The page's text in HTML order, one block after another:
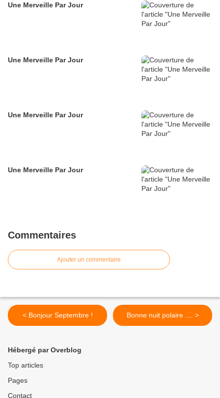
Une Merveille Par Jour
Une Merveille Par Jour
Une Merveille Par Jour
Une Merveille Par Jour
Commentaires
Ajouter un commentaire
< Bonjour Septembre ! Bonne nuit polaire .... >
Hébergé par Overblog
Top articles
Pages
Contact